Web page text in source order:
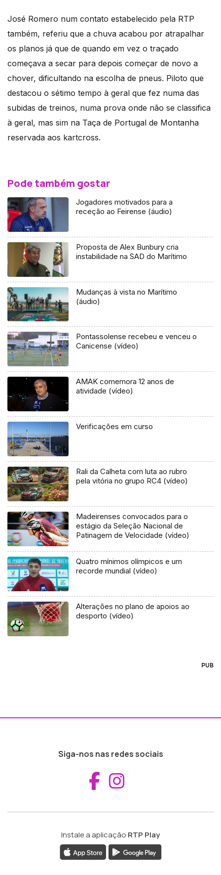
José Romero num contato estabelecido pela RTP
também, referiu que a chuva acabou por atrapalhar
os planos já que de quando em vez o traçado
começava a secar para depois começar de novo a
chover, dificultando na escolha de pneus. Piloto que
destacou o sétimo tempo à geral que fez numa das
subidas de treinos, numa prova onde não se classifica
à geral, mas sim na Taça de Portugal de Montanha
reservada aos kartcross.
Pode também gostar
Jogadores motivados para a
receção ao Feirense (áudio)
Proposta de Alex Bunbury cria
instabilidade na SAD do Marítimo
Mudanças à vista no Marítimo
(áudio)
Pontassolense recebeu e venceu o
Canicense (vídeo)
AMAK comemora 12 anos de
atividade (vídeo)
Verificações em curso
Rali da Calheta com luta ao rubro
pela vitória no grupo RC4 (vídeo)
Madeirenses convocados para o
estágio da Seleção Nacional de
Patinagem de Velocidade (vídeo)
Quatro mínimos olímpicos e um
recorde mundial (vídeo)
Alterações no plano de apoios ao
desporto (vídeo)
PUB
Siga-nos nas redes sociais
Aceder ao
Instale a aplicação RTP Play